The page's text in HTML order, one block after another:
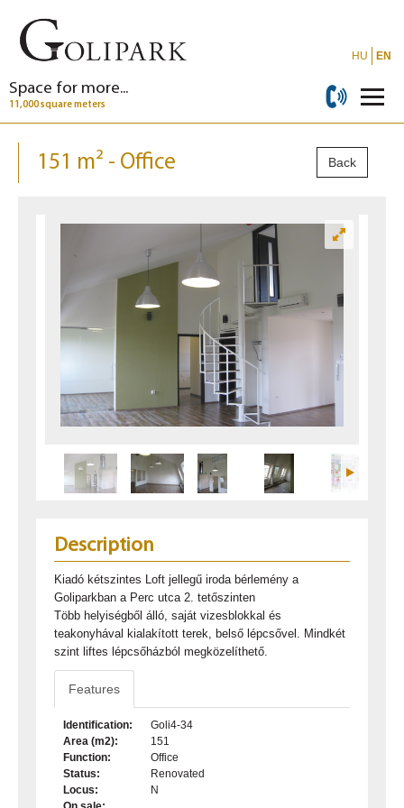
Space for more...
11,000 square meters
HU EN
151 m² - Office Back
Description
Kiadó kétszintes Loft jellegű iroda bérlemény a
Goliparkban a Perc utca 2. tetőszinten
Több helyiségből álló, saját vizesblokkal és
teakonyhával kialakított terek, belső lépcsővel. Mindkét
szint liftes lépcsőházból megközelíthető.
Features
Identification:
Goli4-34
Area (m2):
151
Function:
Office
Status:
Renovated
Locus:
N